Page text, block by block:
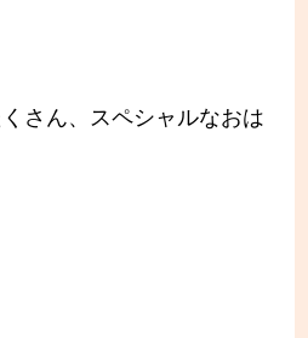
さん、スペシャルなおは